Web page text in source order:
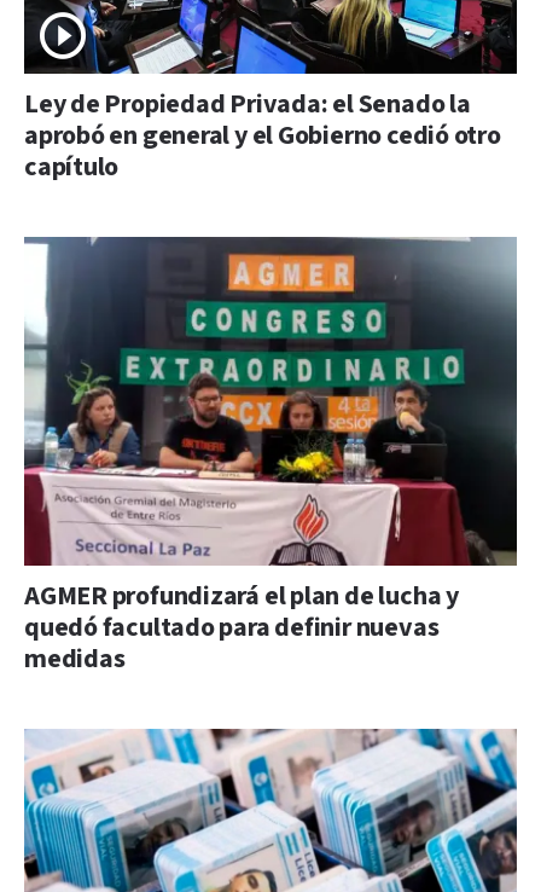
Ley de Propiedad Privada: el Senado la
aprobó en general y el Gobierno cedió otro
capítulo
AGMER profundizará el plan de lucha y
quedó facultado para definir nuevas
medidas